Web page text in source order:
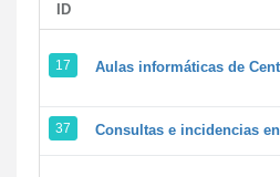
ID
17 Aulas informáticas de
37 Consultas e incidencias